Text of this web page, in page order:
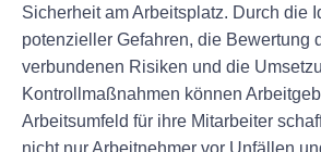
Sicherheit am Arbeitsplatz. Durch die
potenzieller Gefahren, die Bewertung
verbundenen Risiken und die
Kontrollmaßnahmen können
Arbeitsumfeld für ihre Mitarbeiter
nicht nur Arbeitnehmer vor Unfällen